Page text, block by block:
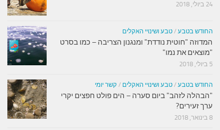
24 ביולי, 2018
החודש בטבע / טבע ושינויי האקלים
המדוזה "חוטית נודדת" ומנגנון הצריבה – כמו בסרט
"מוצאים את נמו"
5 ביולי, 2018
החודש בטבע / טבע ושינויי האקלים / קשר יומי
"הבהלה לזהב" ביום סערה – הים פולט חפצים יקרי
ערך זעירים?
8 בינואר, 2018